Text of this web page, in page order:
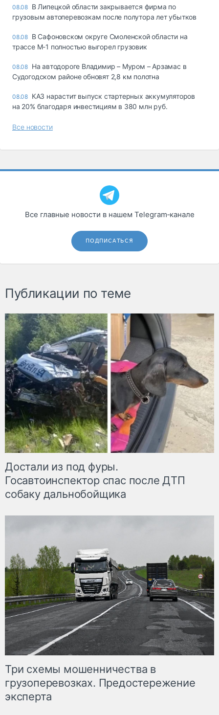
08.08 В Липецкой области закрывается фирма по
грузовым автоперевозкам после полутора лет убытков
08.08 В Сафоновском округе Смоленской области на
трассе М-1 полностью выгорел грузовик
08.08 На автодороге Владимир – Муром – Арзамас в
Судогодском районе обновят 2,8 км полотна
08.08 КАЗ нарастит выпуск стартерных аккумуляторов
на 20% благодаря инвестициям в 380 млн руб.
Все новости
Все главные новости в нашем Telegram‑канале
ПОДПИСАТЬСЯ
Публикации по теме
Достали из под фуры.
Госавтоинспектор спас после ДТП
собаку дальнобойщика
Три схемы мошенничества в
грузоперевозках. Предостережение
эксперта